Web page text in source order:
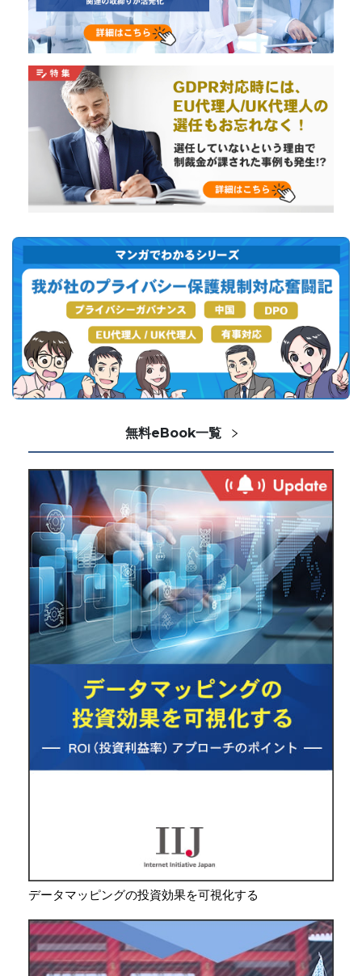
無料eBook一覧
データマッピングの投資効果を可視化する